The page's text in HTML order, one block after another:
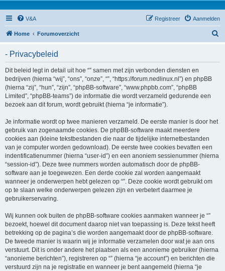
V&A Aanmelden
Registreer
Home Forumoverzicht
- Privacybeleid
Dit beleid legt in detail uit hoe “” samen met zijn verbonden diensten en
bedrijven (hierna “wij”, “ons”, “onze”, “”, “https://forum.nedlinux.nl”) en phpBB
(hierna “zij”, “hun”, “zijn”, “phpBB-software”, “www.phpbb.com”, “phpBB
Limited”, “phpBB-teams”) de informatie die wordt verzameld gedurende een
bezoek aan dit forum, wordt gebruikt (hierna “je informatie”).
Je informatie wordt op twee manieren verzameld. De eerste manier is door het
gebruik van zogenaamde cookies. De phpBB-software maakt meerdere
cookies aan (kleine tekstbestanden die naar de tijdelijke internetbestanden
van je computer worden gedownload). De eerste twee cookies bevatten een
indentificatienummer (hierna “user-id”) en een anoniem sessienummer (hierna
“session-id”). Deze twee nummers worden automatisch door de phpBB-
software aan je toegewezen. Een derde cookie zal worden aangemaakt
wanneer je onderwerpen hebt gelezen op “”. Deze cookie wordt gebruikt om
op te slaan welke onderwerpen gelezen zijn en verbetert daarmee je
gebruikerservaring.
Wij kunnen ook buiten de phpBB-software cookies aanmaken wanneer je “”
bezoekt, hoewel dit document daarop niet van toepassing is. Deze tekst heeft
betrekking op de pagina’s die worden aangemaakt door de phpBB-software.
De tweede manier is waarin wij je informatie verzamelen door wat je aan ons
verstuurt. Dit is onder andere het plaatsen als een anonieme gebruiker (hierna
“anonieme berichten”), registreren op “” (hierna “je account”) en berichten die
verstuurd zijn na je registratie en wanneer je bent aangemeld (hierna “je